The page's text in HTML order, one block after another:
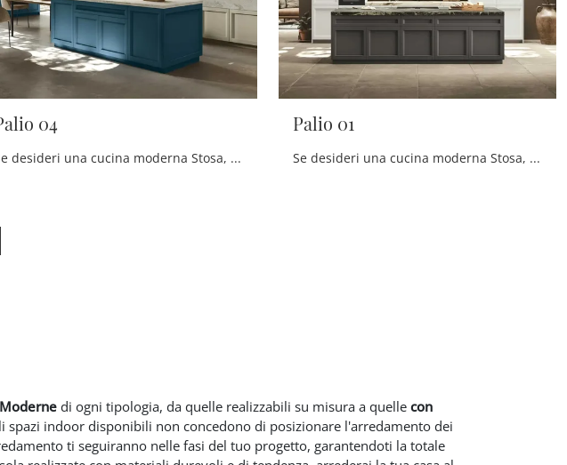
04
Se desideri una cucina moderna Stosa, Palio 04 in laccato opaco ti attende nel nostro negozio di Cucine Moderne con isola.
Palio 01
Se desideri una cucina moderna Stosa, Palio 01 in laccato opaco ti attende nel nostro negozio di Cucine Moderne con isola.
di ogni tipologia, da quelle realizzabili su misura a quelle con
indoor disponibili non concedono di posizionare l'arredamento dei
ti seguiranno nelle fasi del tuo progetto, garantendoti la totale